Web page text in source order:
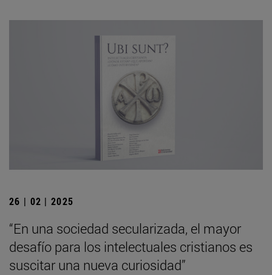
26 | 02 | 2025
“En una sociedad secularizada, el mayor
desafío para los intelectuales cristianos es
suscitar una nueva curiosidad”